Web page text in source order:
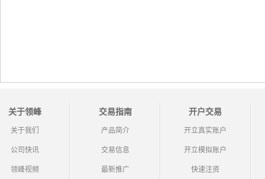
关于领峰
关于我们
公司快讯
领峰视频
交易指南
产品简介
交易信息
最新推广
开户交易
开立真实账户
开立模拟账户
快速注资